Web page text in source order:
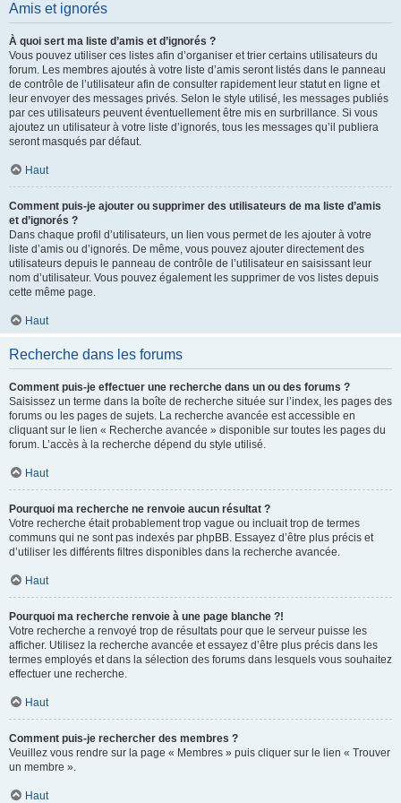
Amis et ignorés
À quoi sert ma liste d’amis et d’ignorés ?
Vous pouvez utiliser ces listes afin d’organiser et trier certains utilisateurs du
forum. Les membres ajoutés à votre liste d’amis seront listés dans le panneau
de contrôle de l’utilisateur afin de consulter rapidement leur statut en ligne et
leur envoyer des messages privés. Selon le style utilisé, les messages publiés
par ces utilisateurs peuvent éventuellement être mis en surbrillance. Si vous
ajoutez un utilisateur à votre liste d’ignorés, tous les messages qu’il publiera
seront masqués par défaut.
Haut
Comment puis-je ajouter ou supprimer des utilisateurs de ma liste d’amis
et d’ignorés ?
Dans chaque profil d’utilisateurs, un lien vous permet de les ajouter à votre
liste d’amis ou d’ignorés. De même, vous pouvez ajouter directement des
utilisateurs depuis le panneau de contrôle de l’utilisateur en saisissant leur
nom d’utilisateur. Vous pouvez également les supprimer de vos listes depuis
cette même page.
Haut
Recherche dans les forums
Comment puis-je effectuer une recherche dans un ou des forums ?
Saisissez un terme dans la boîte de recherche située sur l’index, les pages des
forums ou les pages de sujets. La recherche avancée est accessible en
cliquant sur le lien « Recherche avancée » disponible sur toutes les pages du
forum. L’accès à la recherche dépend du style utilisé.
Haut
Pourquoi ma recherche ne renvoie aucun résultat ?
Votre recherche était probablement trop vague ou incluait trop de termes
communs qui ne sont pas indexés par phpBB. Essayez d’être plus précis et
d’utiliser les différents filtres disponibles dans la recherche avancée.
Haut
Pourquoi ma recherche renvoie à une page blanche ?!
Votre recherche a renvoyé trop de résultats pour que le serveur puisse les
afficher. Utilisez la recherche avancée et essayez d’être plus précis dans les
termes employés et dans la sélection des forums dans lesquels vous souhaitez
effectuer une recherche.
Haut
Comment puis-je rechercher des membres ?
Veuillez vous rendre sur la page « Membres » puis cliquer sur le lien « Trouver
un membre ».
Haut